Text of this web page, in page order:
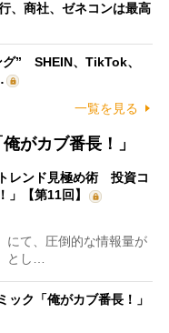
、商社、ゼネコンは最高
グ” SHEIN、TikTok、
一覧を見る
がカブ番長！」
レンド見極め術 投資コ
」【第11回】
て、圧倒的な情報量が
とし…
ク「俺がカブ番長！」